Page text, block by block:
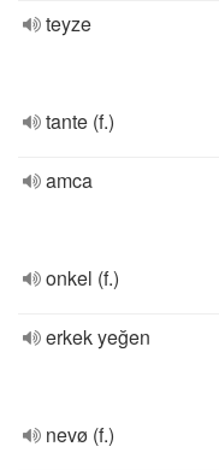
teyze
tante (f.)
amca
onkel (f.)
erkek yeğen
nevø (f.)